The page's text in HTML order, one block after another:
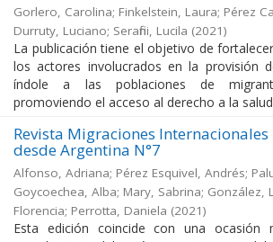
Gorlero, Carolina; Finkelstein, Laura; Pérez
Durruty, Luciano; Serafini, Lucila (2021)
La publicación tiene el objetivo de
los actores involucrados en la provisión
índole a las poblaciones de
promoviendo el acceso al derecho a la salud
Revista Migraciones Internacionales
desde Argentina N°7
Alfonso, Adriana; Pérez Esquivel, Andrés;
Goycoechea, Alba; Mary, Sabrina; González,
Florencia; Perrotta, Daniela (2021)
Esta edición coincide con una ocasión